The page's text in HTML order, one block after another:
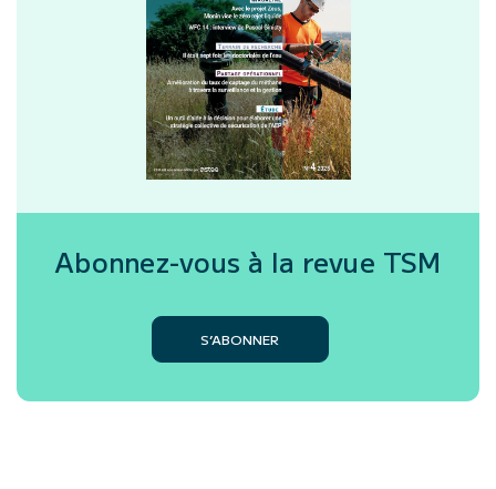
Abonnez-vous à la revue TSM
S’ABONNER